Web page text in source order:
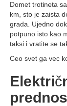
Domet trotineta
km, sto je zaista
grada. Ujedno
potpuno isto kao
taksi i vratite se
Ceo svet ga vec
Električ